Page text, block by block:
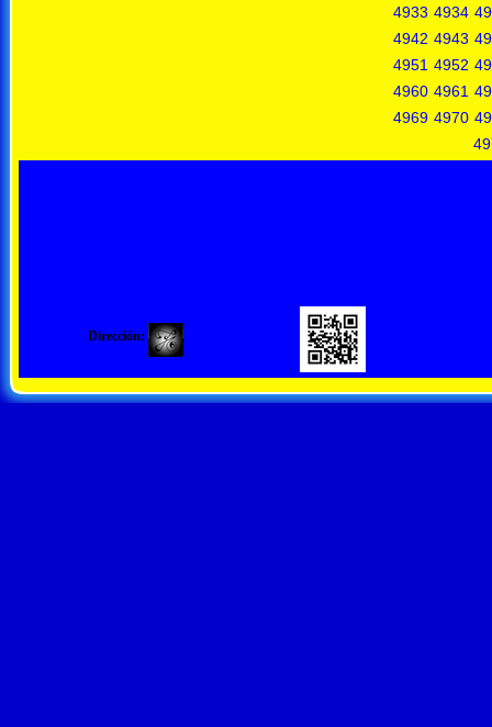
4933 4934
4942 4943
4951 4952
4960 4961
4969 4970
Dirección: